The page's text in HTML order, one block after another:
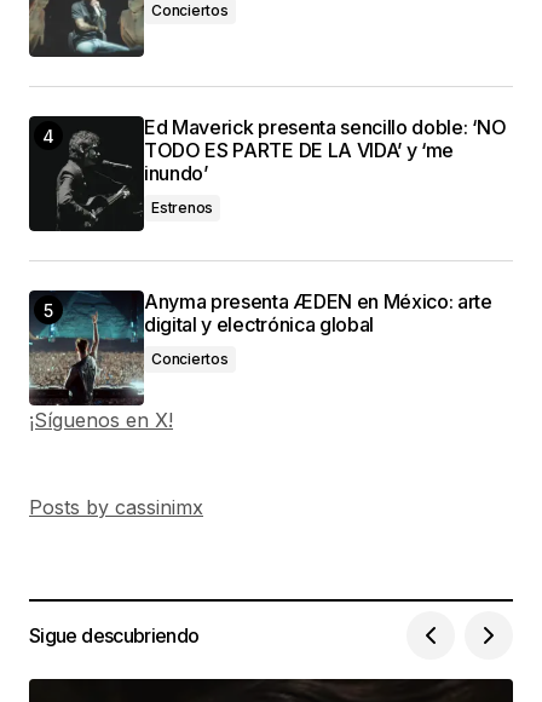
Conciertos
Ed Maverick presenta sencillo doble: ‘NO
TODO ES PARTE DE LA VIDA’ y ‘me
inundo’
Estrenos
Anyma presenta ÆDEN en México: arte
digital y electrónica global
Conciertos
¡Síguenos en X!
Posts by cassinimx
Sigue descubriendo